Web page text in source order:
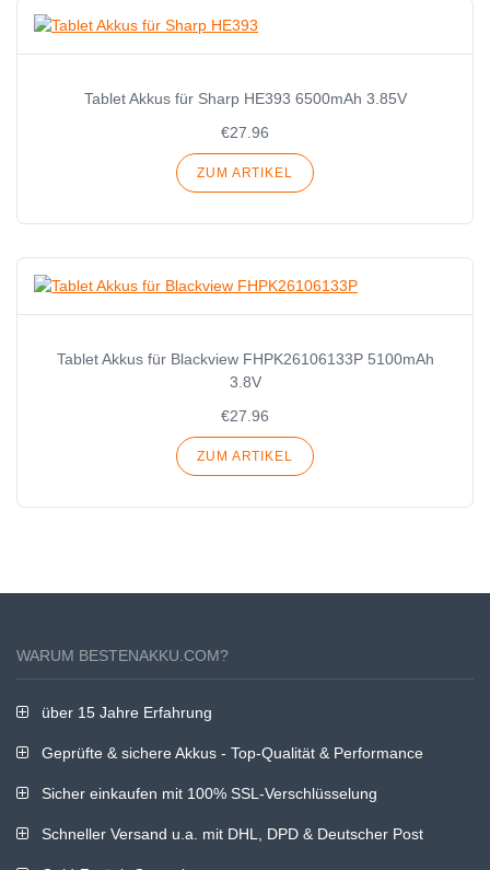
Tablet Akkus für Sharp HE393 6500mAh 3.85V
€27.96
ZUM ARTIKEL
Tablet Akkus für Blackview FHPK26106133P 5100mAh
3.8V
€27.96
ZUM ARTIKEL
WARUM BESTENAKKU.COM?
über 15 Jahre Erfahrung
Geprüfte & sichere Akkus - Top-Qualität & Performance
Sicher einkaufen mit 100% SSL-Verschlüsselung
Schneller Versand u.a. mit DHL, DPD & Deutscher Post